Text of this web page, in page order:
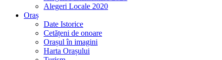
Alegeri Locale 2020
Oraș
Date Istorice
Cetățeni de onoare
Orașul în imagini
Harta Orașului